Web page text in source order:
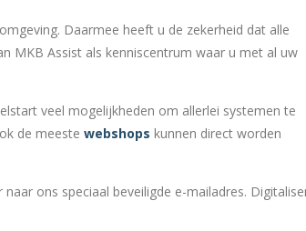
Daarmee heeft u de zekerheid dat alle
MKB Assist als kenniscentrum waar u met al uw
veel mogelijkheden om allerlei systemen te
de meeste webshops kunnen direct worden
ons speciaal beveiligde e-mailadres.